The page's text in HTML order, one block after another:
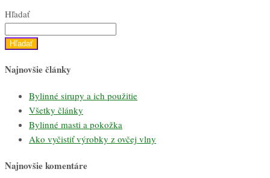
Hľadať
Hľadať
Najnovšie články
Bylinné sirupy a ich použitie
Všetky články
Bylinné masti a pokožka
Ako vyčistiť výrobky z ovčej vlny
Najnovšie komentáre